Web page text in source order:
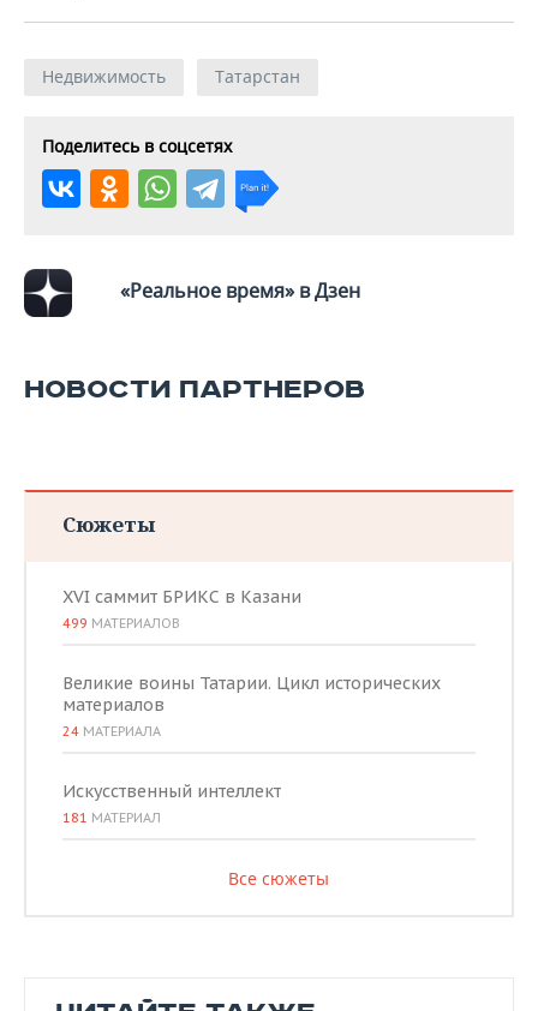
Недвижимость Татарстан
Поделитесь в соцсетях
«Реальное время» в Дзен
НОВОСТИ ПАРТНЕРОВ
Сюжеты
XVI саммит БРИКС в Казани
499 МАТЕРИАЛОВ
Великие воины Татарии. Цикл исторических
материалов
24 МАТЕРИАЛА
Искусственный интеллект
181 МАТЕРИАЛ
Все сюжеты